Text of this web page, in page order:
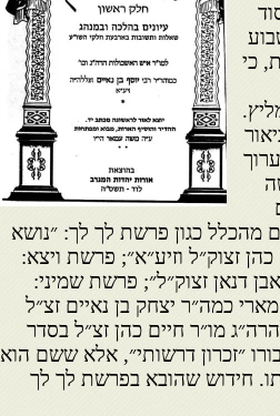
כי
מהכלל כגון פרשת לך לך: ״נושא
זצוק״ל וזיע״א״; פרשת ויצא:
דנאן זצוק״ל״; פרשת שמיני:
כמה״ר יצחק בן נאיים זצ״ל
מו״ר חיים כהן זצ״ל בסדר
״זכרון דרשותי״, אלא ששם הוא
חידוש שהובא בפרשת לך לך